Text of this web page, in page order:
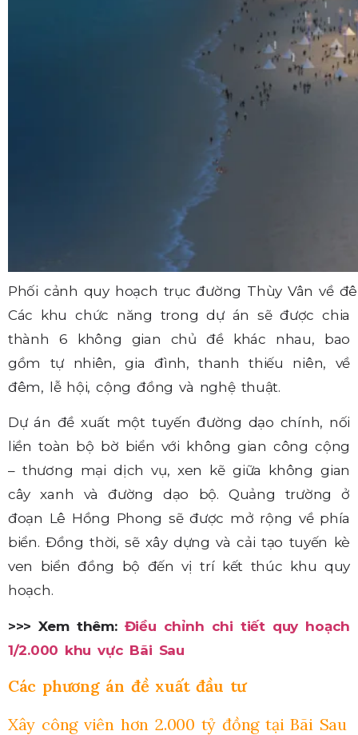
Phối cảnh quy hoạch trục đường Thùy Vân về
Các khu chức năng trong dự án sẽ được chia
thành 6 không gian chủ đề khác nhau, bao
gồm tự nhiên, gia đình, thanh thiếu niên, về
đêm, lễ hội, cộng đồng và nghệ thuật.
Dự án đề xuất một tuyến đường dạo chính, nối
liền toàn bộ bờ biển với không gian công cộng
– thương mại dịch vụ, xen kẽ giữa không gian
cây xanh và đường dạo bộ. Quảng trường ở
đoạn Lê Hồng Phong sẽ được mở rộng về phía
biển. Đồng thời, sẽ xây dựng và cải tạo tuyến kè
ven biển đồng bộ đến vị trí kết thúc khu quy
hoạch.
>>> Xem thêm: Điều chỉnh chi tiết quy hoạch
1/2.000 khu vực Bãi Sau
Các phương án đề xuất đầu tư
Xây công viên hơn 2.000 tỷ đồng tại Bãi Sau